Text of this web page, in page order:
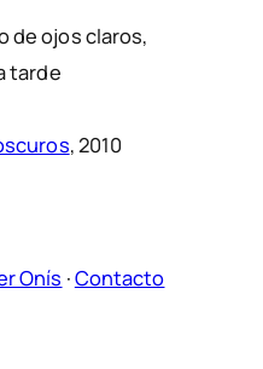
de ojos claros,
tarde
, 2010
Onís ·Contacto